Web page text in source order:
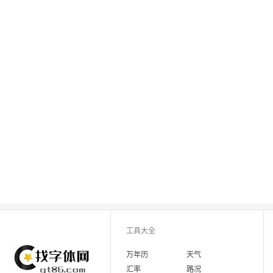
工具大全
万年历
天气
汇率
路况